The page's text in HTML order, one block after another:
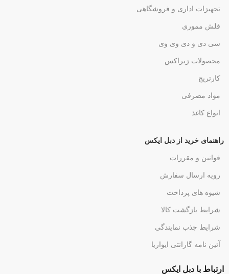
تجهیزات اداری و فروشگاهی
فلش مموری
سی دی و دی وی وی
محصولات زیراکس
کارتریج
مواد مصرفی
انواع کاغذ
راهنمای خرید از دبل ایکس
قوانین و مقررات
رویه ارسال سفارش
شیوه های پرداخت
شرایط بازگشت کالا
شرایط جذب نمایندگی
آئین نامه گارانتی ایواریا
ارتباط با دبل ایکس